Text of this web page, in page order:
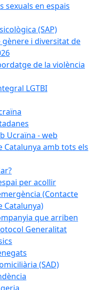
sexuals en espais
(SAP)
i diversitat de
de la violència
LGTBI
Ucraïna - web
Catalunya amb tots els
per acollir
(Contacte
Catalunya)
que arriben
Generalitat
(SAD)